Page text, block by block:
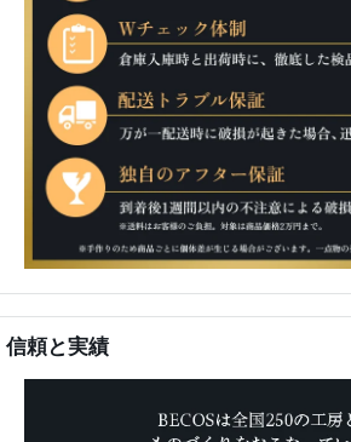
信頼と実績